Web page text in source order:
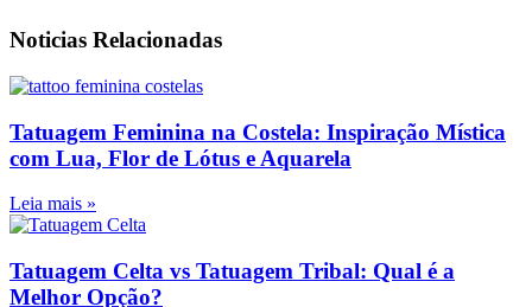
Noticias Relacionadas
Tatuagem Feminina na Costela: Inspiração Mística
com Lua, Flor de Lótus e Aquarela
Leia mais »
Tatuagem Celta vs Tatuagem Tribal: Qual é a
Melhor Opção?